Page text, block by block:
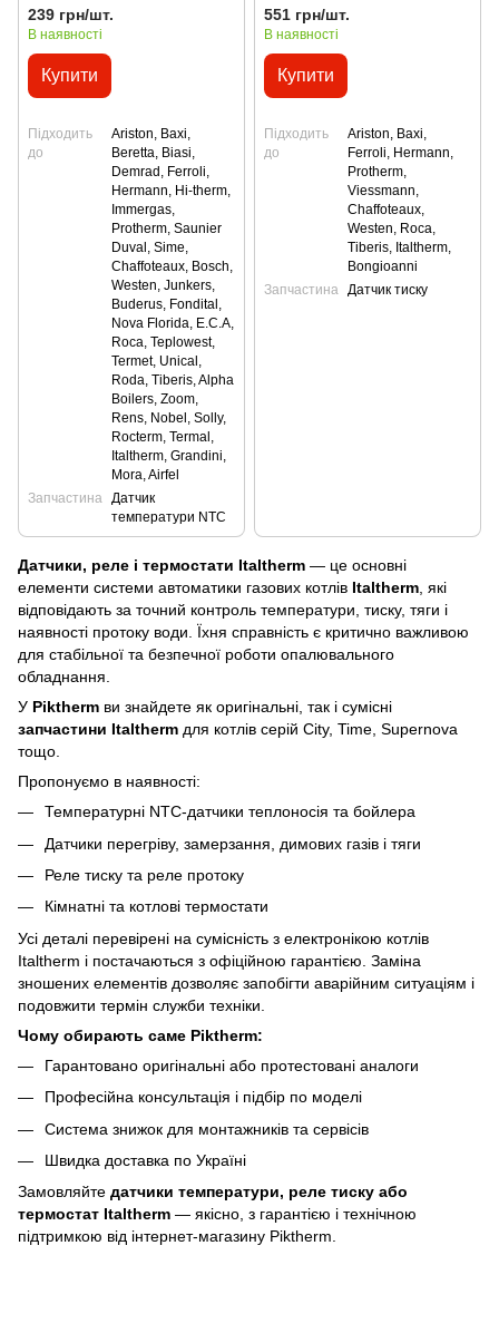
Westen
239 грн/шт.
В наявності
Купити
Підходить
до
Ariston, Baxi,
Beretta, Biasi,
Demrad, Ferroli,
Hermann, Hi-therm,
Immergas,
Protherm, Saunier
Duval, Sime,
Сhaffoteaux, Bosch,
Westen, Junkers,
Buderus, Fondital,
Nova Florida, E.C.A,
Roca, Teplowest,
Termet, Unical,
Roda, Tiberis, Alpha
Boilers, Zoom,
Rens, Nobel, Solly,
Rocterm, Termal,
Italtherm, Grandini,
Mora, Airfel
Запчастина Датчик
температури NTC
Viessmann 7856851
551 грн/шт.
В наявності
Купити
Підходить
до
Ariston, Baxi,
Ferroli, Hermann,
Protherm,
Viessmann,
Сhaffoteaux,
Westen, Roca,
Tiberis, Italtherm,
Bongioanni
Запчастина Датчик тиску
Датчики, реле і термостати Italtherm — це основні
елементи системи автоматики газових котлів Italtherm, які
відповідають за точний контроль температури, тиску, тяги і
наявності протоку води. Їхня справність є критично важливою
для стабільної та безпечної роботи опалювального
обладнання.
У Piktherm ви знайдете як оригінальні, так і сумісні
запчастини Italtherm для котлів серій City, Time, Supernova
тощо.
Пропонуємо в наявності:
Температурні NTC-датчики теплоносія та бойлера
Датчики перегріву, замерзання, димових газів і тяги
Реле тиску та реле протоку
Кімнатні та котлові термостати
Усі деталі перевірені на сумісність з електронікою котлів
Italtherm і постачаються з офіційною гарантією. Заміна
зношених елементів дозволяє запобігти аварійним ситуаціям і
подовжити термін служби техніки.
Чому обирають саме Piktherm:
Гарантовано оригінальні або протестовані аналоги
Професійна консультація і підбір по моделі
Система знижок для монтажників та сервісів
Швидка доставка по Україні
Замовляйте датчики температури, реле тиску або
термостат Italtherm — якісно, з гарантією і технічною
підтримкою від інтернет-магазину Piktherm.